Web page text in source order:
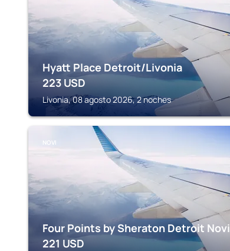
Hyatt Place Detroit/Livonia
223 USD
Livonia, 08 agosto 2026, 2 noches
NOVI
Four Points by Sheraton Detroit Novi
221 USD